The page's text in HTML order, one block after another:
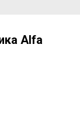
Alfa